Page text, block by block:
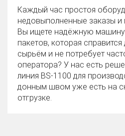
Каждый час простоя
недовыполненные заказы и
Вы ищете надёжную
пакетов, которая
сырьём и не потребует
оператора? У нас есть
линия BS‑1100 для
донным швом уже есть на
отгрузке.